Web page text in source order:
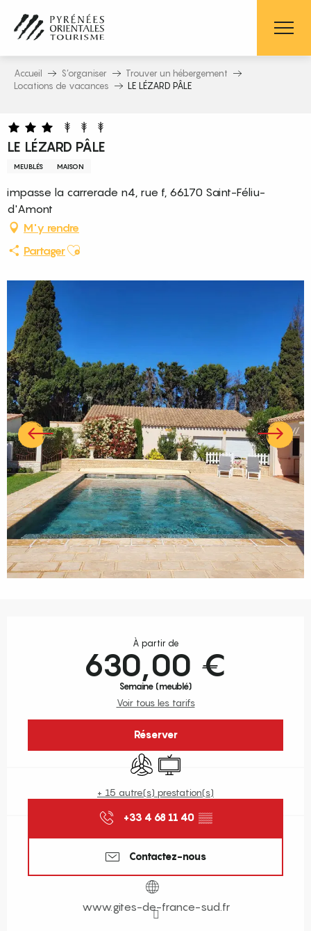
contenu
principal
Accueil S’organiser
Trouver un hébergement
Locations de vacances
LE LÉZARD PÂLE
LE LÉZARD PÂLE
MEUBLÉS MAISON
impasse la carrerade n4, rue f, 66170 Saint-Féliu-
d'Amont
M'y rendre
PartagerAjouter aux favoris
À partir de
630,00 €
Semaine (meublé)
Voir tous les tarifs
Réserver
Air conditionné
Télévision
+ 15 autre(s) prestation(s)
+33 4 68 11 40 ▒▒
Contactez-nous
www.gites-de-france-sud.fr